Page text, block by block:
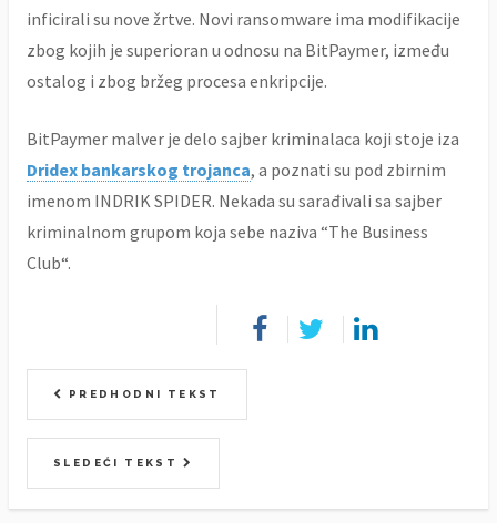
inficirali su nove žrtve. Novi ransomware ima modifikacije
zbog kojih je superioran u odnosu na BitPaymer, između
ostalog i zbog bržeg procesa enkripcije.
BitPaymer malver je delo sajber kriminalaca koji stoje iza
Dridex bankarskog trojanca, a poznati su pod zbirnim
imenom INDRIK SPIDER. Nekada su sarađivali sa sajber
kriminalnom grupom koja sebe naziva “The Business
Club“.
PREDHODNI TEKST
SLEDEĆI TEKST